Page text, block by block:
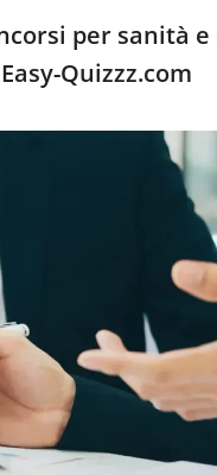
per sanità
Quizzz.com